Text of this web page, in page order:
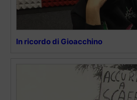
In ricordo di Gioacchino